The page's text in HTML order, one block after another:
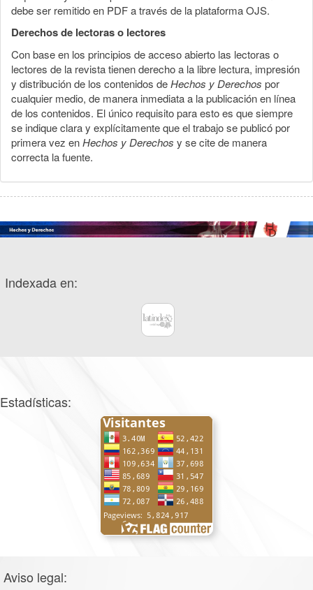
debe ser remitido en PDF a través de la plataforma OJS.
Derechos de lectoras o lectores
Con base en los principios de acceso abierto las lectoras o
lectores de la revista tienen derecho a la libre lectura, impresión
y distribución de los contenidos deHechos y Derechos por
cualquier medio, de manera inmediata a la publicación en línea
de los contenidos. El único requisito para esto es que siempre
se indique clara y explícitamente que el trabajo se publicó por
primera vez enHechos y Derechos y se cite de manera
correcta la fuente.
Indexada en:
Estadísticas:
Aviso legal: